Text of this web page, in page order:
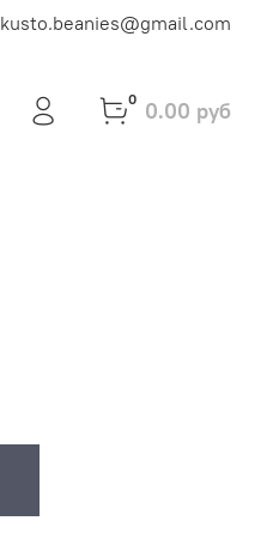
kusto.beanies@gmail.com
0 0.00 руб